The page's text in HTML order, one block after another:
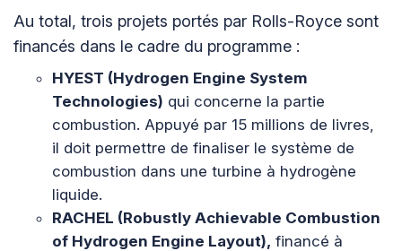
Au total, trois projets portés par Rolls-Royce sont
financés dans le cadre du programme :
HYEST (Hydrogen Engine System
Technologies) qui concerne la partie
combustion. Appuyé par 15 millions de livres,
il doit permettre de finaliser le système de
combustion dans une turbine à hydrogène
liquide.
RACHEL (Robustly Achievable Combustion
of Hydrogen Engine Layout), financé à